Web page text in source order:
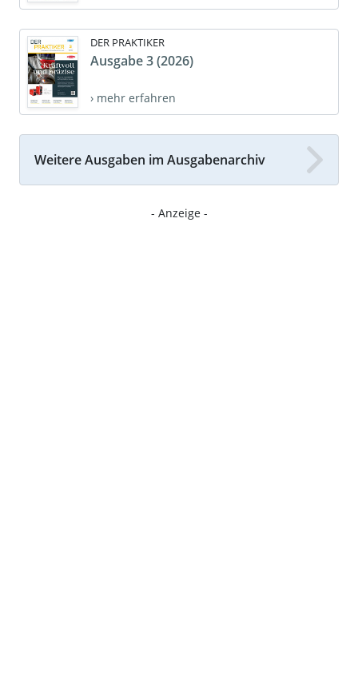
DER PRAKTIKER
Ausgabe 3 (2026)
› mehr erfahren
Weitere Ausgaben im Ausgabenarchiv
- Anzeige -